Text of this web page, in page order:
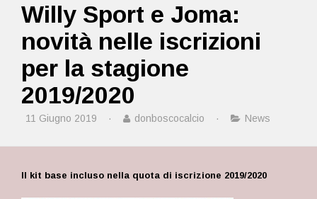
Willy Sport e Joma:
novità nelle iscrizioni
per la stagione
2019/2020
11 Giugno 2019 · donboscocalcio · News
Il kit base incluso nella quota di iscrizione 2019/2020